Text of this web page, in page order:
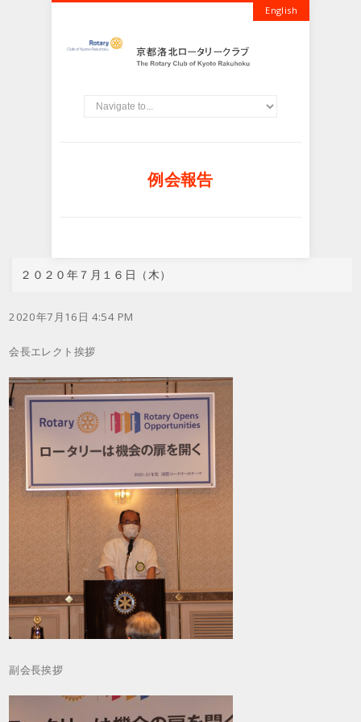
English
例会報告
２０２０年７月１６日（木）
2020年7月16日 4:54 PM
会長エレクト挨拶
副会長挨拶